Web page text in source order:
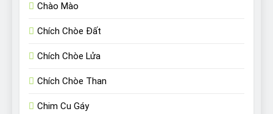
Chào Mào
Chích Chòe Đất
Chích Chòe Lửa
Chích Chòe Than
Chim Cu Gáy